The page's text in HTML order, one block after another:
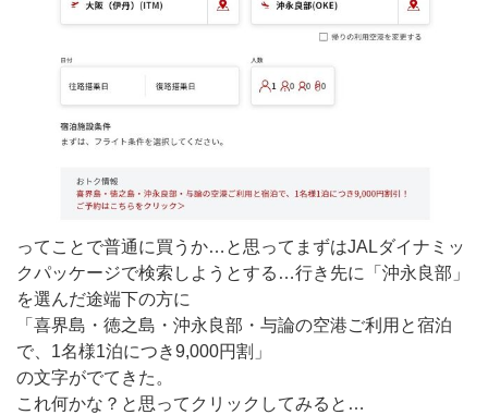
ってことで普通に買うか…と思ってまずはJALダイナミッ
クパッケージで検索しようとする…行き先に「沖永良部」
を選んだ途端下の方に
「喜界島・徳之島・沖永良部・与論の空港ご利用と宿泊
で、1名様1泊につき9,000円割」
の文字がでてきた。
これ何かな？と思ってクリックしてみると…